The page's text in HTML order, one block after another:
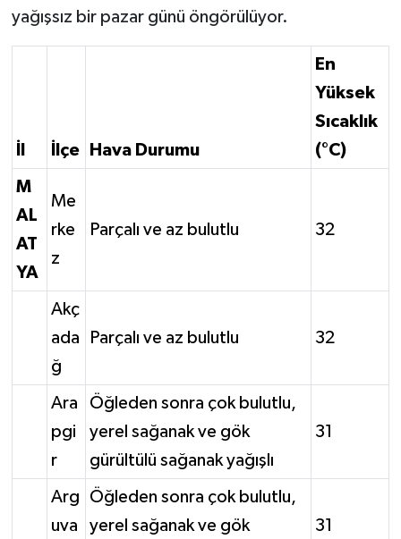
yağışsız bir pazar günü öngörülüyor.
İlçe Hava Durumu
En
Yüksek
Sıcaklık
(°C)
M
AL
AT
YA
Me
rke
z
Parçalı ve az bulutlu 32
Akç
ada
ğ
Parçalı ve az bulutlu 32
Ara
pgi
r
Öğleden sonra çok bulutlu,
yerel sağanak ve gök
gürültülü sağanak yağışlı
31
Arg
uva
Öğleden sonra çok bulutlu,
yerel sağanak ve gök
31